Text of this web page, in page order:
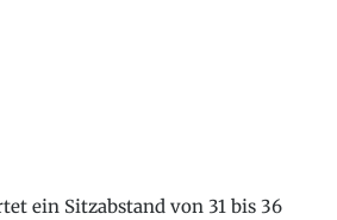
ein Sitzabstand von 31 bis 36